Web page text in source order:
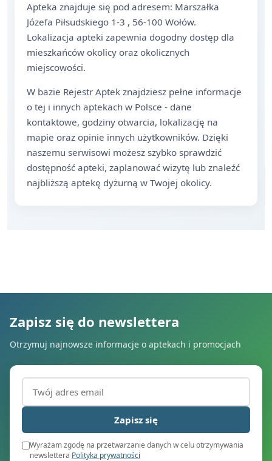
Apteka znajduje się pod adresem: Marszałka
Józefa Piłsudskiego 1-3 , 56-100 Wołów.
Lokalizacja apteki zapewnia dogodny dostęp dla
mieszkańców okolicy oraz okolicznych
miejscowości.
W bazie Rejestr Aptek znajdziesz pełne informacje
o tej i innych aptekach w Polsce - dane
kontaktowe, godziny otwarcia, lokalizację na
mapie oraz opinie innych użytkowników. Dzięki
naszemu serwisowi możesz szybko sprawdzić
dostępność apteki, zaplanować wizytę lub znaleźć
najbliższą aptekę dyżurną w Twojej okolicy.
Zapisz się do newslettera
Otrzymuj najnowsze informacje o aptekach i promocjach
Adres email (wymagany)
Zapisz się
Wyrażam zgodę na przetwarzanie danych w celu otrzymywania
newslettera Polityka prywatności